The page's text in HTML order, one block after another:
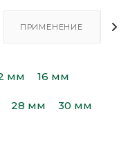
ПРИМЕНЕНИЕ
мм 16 мм
28 мм 30 мм